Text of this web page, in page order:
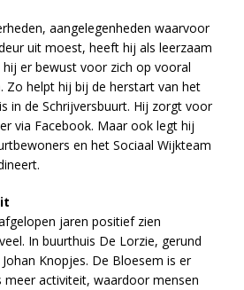
aangelegenheden waarvoor
uit moest, heeft hij als leerzaam
er bewust voor zich op vooral
Zo helpt hij bij de herstart van het
in de Schrijversbuurt. Hij zorgt voor
via Facebook. Maar ook legt hij
en het Sociaal Wijkteam
jaren positief zien
In buurthuis De Lorzie, gerund
Knopjes. De Bloesem is er
meer activiteit, waardoor mensen